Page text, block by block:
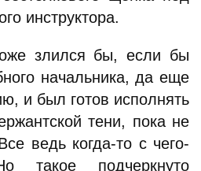
инструктора.
злился бы, если бы
начальника, да еще
и был готов исполнять
тени, пока не
ведь когда-то с чего-
такое подчеркнуто